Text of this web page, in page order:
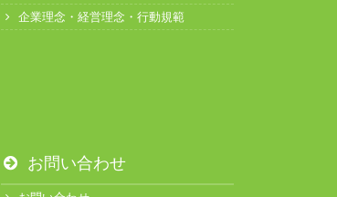
企業理念・経営理念・行動規範
お問い合わせ